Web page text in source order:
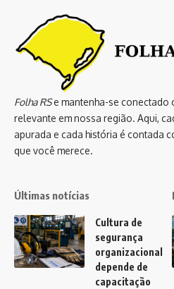
Folha RSe mantenha-se conectado
relevante em nossa região. Aqui,
apurada e cada história é contada
que você merece.
Últimas notícias
Cultura de
segurança
organizacional
depende de
capacitação